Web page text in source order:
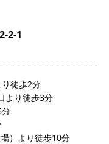
2-1
徒歩2分
より徒歩3分
）より徒歩10分